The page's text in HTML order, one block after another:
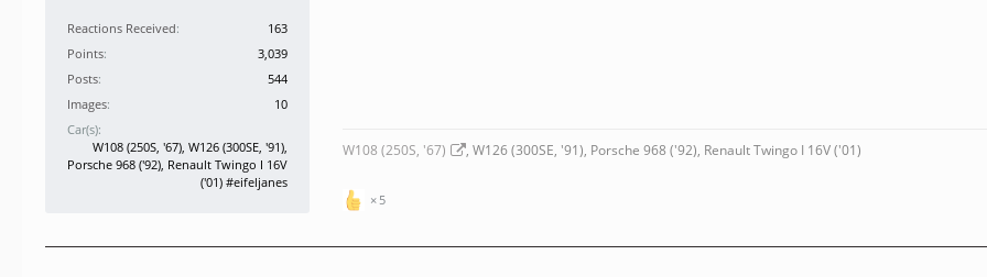
Reactions Received
163
Points
3,039
Posts
544
Images
10
Car(s)
W108 (250S, '67), W126 (300SE, '91),
Porsche 968 ('92), Renault Twingo I 16V
('01) #eifeljanes
W108 (250S, '67) , W126 (300SE, '91), Porsche 968 ('92), Renault Twingo I 16V ('01)
5